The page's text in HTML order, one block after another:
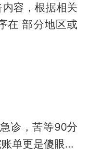
容，根据相关
在 部分地区或
诊，苦等90分
单更是傻眼...